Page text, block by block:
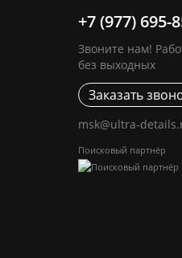
+7 (977) 695-
Звоните нам!
без выходных
Заказать
msk@ultra-
Поисковый партнёр